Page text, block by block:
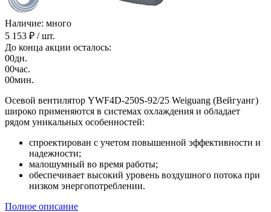
Наличие: много
5 153 ₽ / шт.
До конца акции осталось:
00дн.
00час.
00мин.
Осевой вентилятор YWF4D-250S-92/25 Weiguang (Вейгуанг)
широко применяются в системах охлаждения и обладает
рядом уникальных особенностей:
спроектирован с учетом повышенной эффективности и
надежности;
малошумный во время работы;
обеспечивает высокий уровень воздушного потока при
низком энергопотреблении.
Полное описание